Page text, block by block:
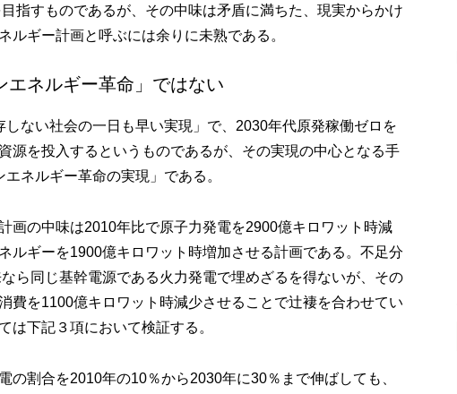
指すものであるが、その中味は矛盾に満ちた、現実からかけ
ルギー計画と呼ぶには余りに未熟である。
エネルギー革命」ではない
ない社会の一日も早い実現」で、2030年代原発稼働ゼロを
源を投入するというものであるが、その実現の中心となる手
ネルギー革命の実現」である。
画の中味は2010年比で原子力発電を2900億キロワット時減
ルギーを1900億キロワット時増加させる計画である。不足分
ら同じ基幹電源である火力発電で埋めざるを得ないが、その
費を1100億キロワット時減少させることで辻褄を合わせてい
は下記３項において検証する。
の割合を2010年の10％から2030年に30％まで伸ばしても、